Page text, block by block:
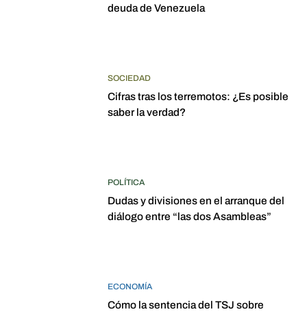
deuda de Venezuela
SOCIEDAD
Cifras tras los terremotos: ¿Es posible
saber la verdad?
POLÍTICA
Dudas y divisiones en el arranque del
diálogo entre “las dos Asambleas”
ECONOMÍA
Cómo la sentencia del TSJ sobre